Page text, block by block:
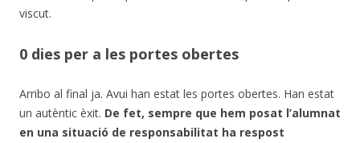
viscut.
0 dies per a les portes obertes
Arribo al final ja. Avui han estat les portes obertes. Han estat
un autèntic èxit. De fet, sempre que hem posat l’alumnat
en una situació de responsabilitat ha respost